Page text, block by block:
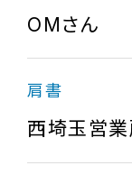
OMさん
肩書
西埼玉営